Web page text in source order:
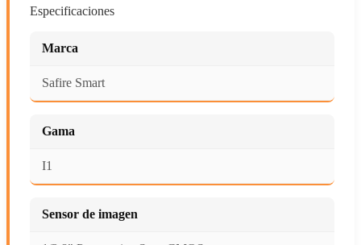
Especificaciones
Marca
Safire Smart
Gama
I1
Sensor de imagen